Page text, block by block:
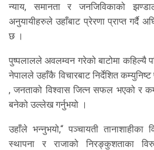
न्याय, समानता र जनजिविकाको
अनुयायीहरुले उहाँबाट प्रेरणा प्राप्त गर्दै
छ ।
पुष्पलालले अवलम्वन गरेको बाटोमा कहिल्यै
नेपालले उहाँकै विचारबाट निर्देशित
, जनताको विश्वास जित्न सफल भएको र
बनेको उल्लेख गर्नुभयो ।
उहाँले भन्नुभयो,“ पञ्चायती
स्थापना र राजाको निरङ्कुशताका